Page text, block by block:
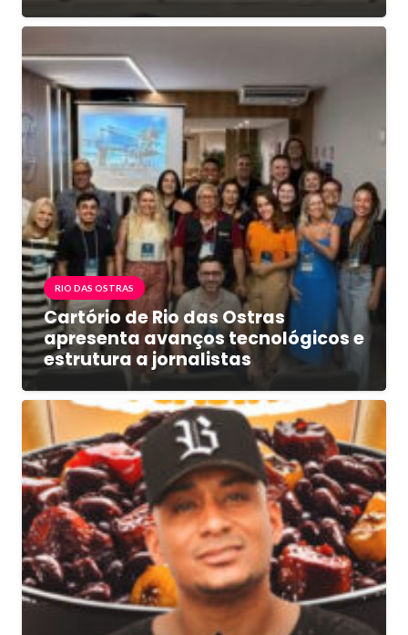
RIO DAS OSTRAS
Cartório de Rio das Ostras
apresenta avanços tecnológicos e
estrutura a jornalistas